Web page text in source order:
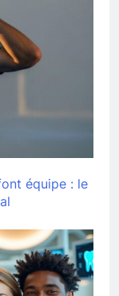
équipe : le